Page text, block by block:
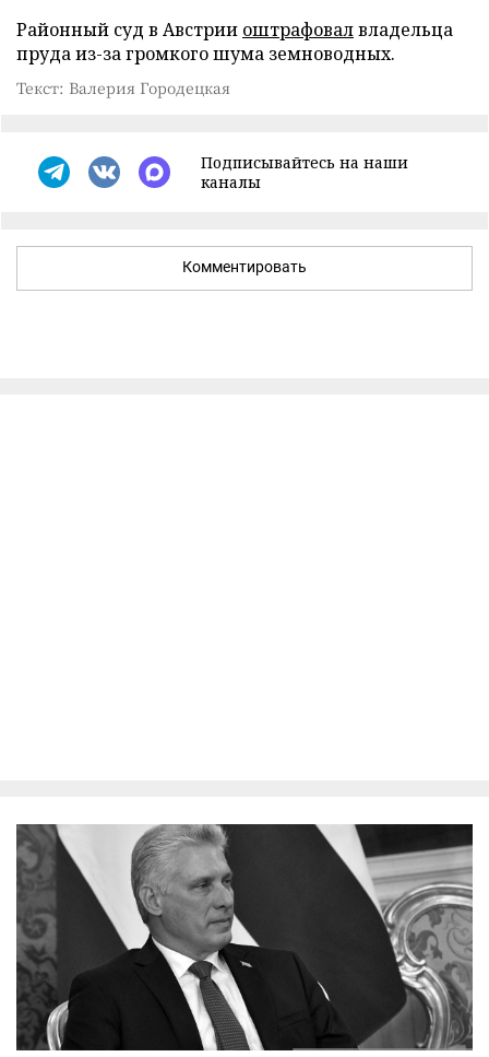
Районный суд в Австрии оштрафовалвладельца
пруда из-за громкого шума земноводных.
Текст: Валерия Городецкая
Подписывайтесь на наши
каналы
Комментировать